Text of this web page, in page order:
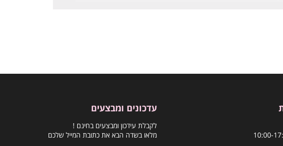
עדכונים ומבצעים
לקבלת עידכון ומבצעים בחינם !
מלאו בשדה הבא את כתובת המייל שלכם